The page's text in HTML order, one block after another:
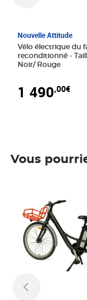
Nouvelle Attitude
Vélo électrique du
reconditionné - Taille normale -
Noir/ Rouge
1 490,00€
Vous